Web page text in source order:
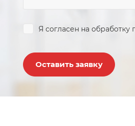
Я согласен на обработку
Оставить заявку